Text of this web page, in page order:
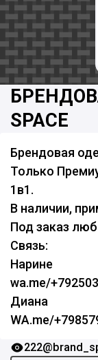
SPACE
Брендовая
Только
1в1.
В наличии,
Под заказ
Связь:
Нарине
wa.me/
Диана
WA.me/
222